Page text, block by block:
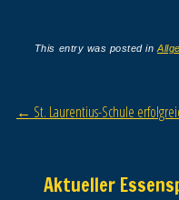
This entry was posted in
Post navigation
← St. Laurentius-Schule
Aktueller